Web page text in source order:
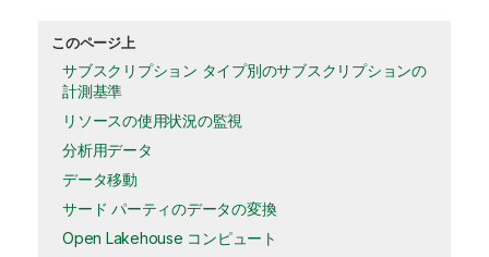
このページ上
サブスクリプション タイプ別のサブスクリプションの
計測基準
リソースの使用状況の監視
分析用データ
データ移動
サード パーティのデータの変換
Open Lakehouse コンピュート